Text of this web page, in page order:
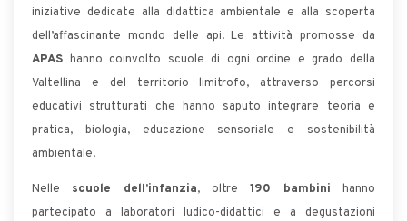
iniziative dedicate alla didattica ambientale e alla scoperta
dell’affascinante mondo delle api. Le attività promosse da
APAS hanno coinvolto scuole di ogni ordine e grado della
Valtellina e del territorio limitrofo, attraverso percorsi
educativi strutturati che hanno saputo integrare teoria e
pratica, biologia, educazione sensoriale e sostenibilità
ambientale.
Nelle scuole dell’infanzia, oltre190 bambini hanno
partecipato a laboratori ludico-didattici e a degustazioni